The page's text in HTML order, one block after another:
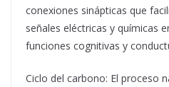
conexiones sinápticas que
señales eléctricas y químicas
funciones cognitivas y
Ciclo del carbono: El proceso